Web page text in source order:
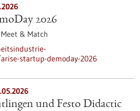
2026
Meet & Match
startup-demoday-2026
und Festo Didactic